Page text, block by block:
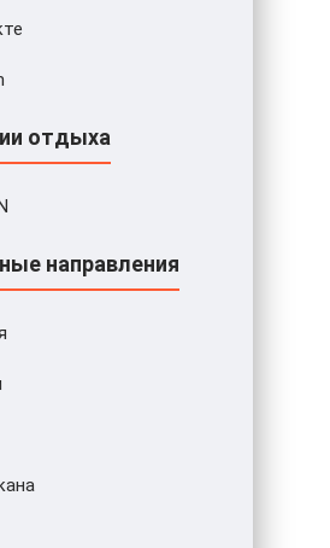
отдыха
направления